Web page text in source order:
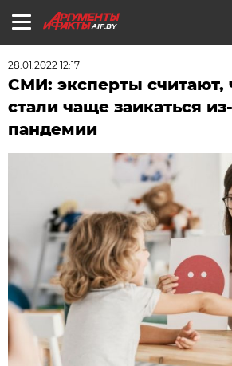
AIF.BY
28.01.2022 12:17
СМИ: эксперты считают,
стали чаще заикаться
пандемии